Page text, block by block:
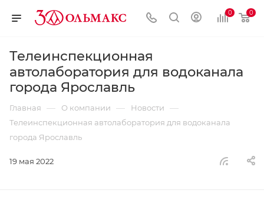
0 0
Телеинспекционная
автолаборатория для водоканала
города Ярославль
Главная — О компании — Новости —
Телеинспекционная автолаборатория для водоканала
города Ярославль
19 мая 2022